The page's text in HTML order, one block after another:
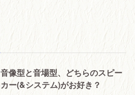
音像型と音場型、どちらのスピー
カー(&システム)がお好き？